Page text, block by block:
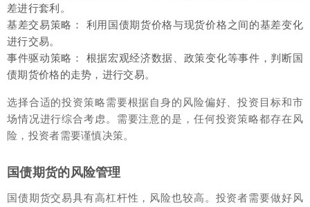
差进行套利。
基差交易策略： 利用国债期货价格与现货价格之间的基差变化
进行交易。
事件驱动策略： 根据宏观经济数据、政策变化等事件，判断国
债期货价格的走势，进行交易。
选择合适的投资策略需要根据自身的风险偏好、投资目标和市
场情况进行综合考虑。需要注意的是，任何投资策略都存在风
险，投资者需要谨慎决策。
国债期货的风险管理
国债期货交易具有高杠杆性，风险也较高。投资者需要做好风